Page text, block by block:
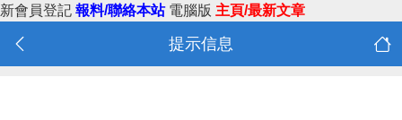
新會員登記 報料/聯絡本站 電腦版 主頁/最新文章
提示信息